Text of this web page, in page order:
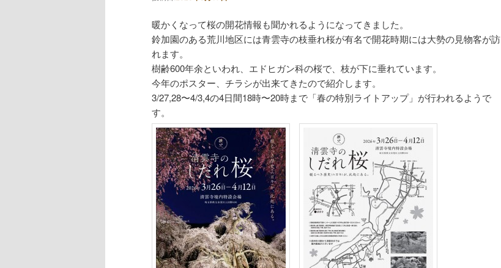
暖かくなって桜の開花情報も聞かれるようになってきました。
鈴加園のある荒川地区には青雲寺の枝垂れ桜が有名で開花時期には大勢の見物客が訪
れます。
樹齢600年余といわれ、エドヒガン科の桜で、枝が下に垂れています。
今年のポスター、チラシが出来てきたので紹介します。
3/27,28〜4/3,4の4日間18時〜20時まで「春の特別ライトアップ」が行われるようで
す。